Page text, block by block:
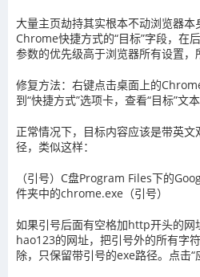
大量主页劫持其实根本不动浏览器
Chrome快捷方式的“目标”字段，在
参数的优先级高于浏览器所有设置，
修复方法：右键点击桌面上的
到“快捷方式”选项卡，查看“目标”文本
正常情况下，目标内容应该是带英
径，类似这样：
（引号）C盘Program Files下的
件夹中的chrome.exe（引号）
如果引号后面有空格加http开头的网
hao123的网址，把引号外的所有字
除，只保留带引号的exe路径。点击“